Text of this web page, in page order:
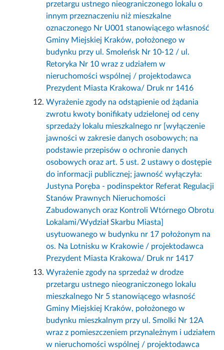
przetargu ustnego nieograniczonego lokalu o
innym przeznaczeniu niż mieszkalne
oznaczonego Nr U001 stanowiącego własność
Gminy Miejskiej Kraków, położonego w
budynku przy ul. Smoleńsk Nr 10-12 / ul.
Retoryka Nr 10 wraz z udziałem w
nieruchomości wspólnej / projektodawca
Prezydent Miasta Krakowa/ Druk nr 1416
Wyrażenie zgody na odstąpienie od żądania
zwrotu kwoty bonifikaty udzielonej od ceny
sprzedaży lokalu mieszkalnego nr [wyłączenie
jawności w zakresie danych osobowych; na
podstawie przepisów o ochronie danych
osobowych oraz art. 5 ust. 2 ustawy o dostępie
do informacji publicznej; jawność wyłączyła:
Justyna Poręba - podinspektor Referat Regulacji
Stanów Prawnych Nieruchomości
Zabudowanych oraz Kontroli Wtórnego Obrotu
Lokalami/Wydział Skarbu Miasta]
usytuowanego w budynku nr 17 położonym na
os. Na Lotnisku w Krakowie / projektodawca
Prezydent Miasta Krakowa/ Druk nr 1417
Wyrażenie zgody na sprzedaż w drodze
przetargu ustnego nieograniczonego lokalu
mieszkalnego Nr 5 stanowiącego własność
Gminy Miejskiej Kraków, położonego w
budynku mieszkalnym przy ul. Smolki Nr 12A
wraz z pomieszczeniem przynależnym i udziałem
w nieruchomości wspólnej / projektodawca